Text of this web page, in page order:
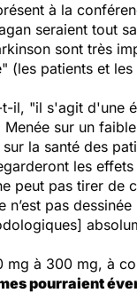
à la
seraient tout
sont très
(les patients et
t-il, "il s'agit d'une
Menée sur un
la santé des
les
peut pas tirer de
n’est pas
mg à 300 mg, à
es pourraient